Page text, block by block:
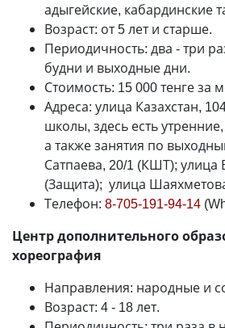
адыгейские, кабардинские
Возраст: от 5 лет и старше.
Периодичность: два - три
будни и выходные дни.
Стоимость: 15 000 тенге за
Адреса: улица Казахстан,
школы, здесь есть
а также занятия по
Сатпаева, 20/1 (КШТ); улица
(Защита); улица
Телефон: 8-705-191-94-14
Центр дополнительного
хореография
Направления: народные и
Возраст: 4 - 18 лет.